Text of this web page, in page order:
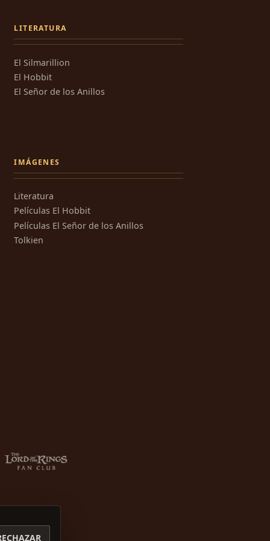
LITERATURA
El Silmarillion
El Hobbit
El Señor de los Anillos
IMÁGENES
Literatura
Películas El Hobbit
Películas El Señor de los Anillos
Tolkien